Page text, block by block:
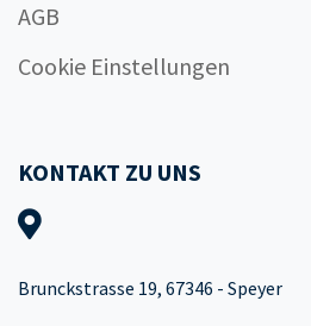
AGB
Cookie Einstellungen
KONTAKT ZU UNS
Brunckstrasse 19, 67346 - Speyer